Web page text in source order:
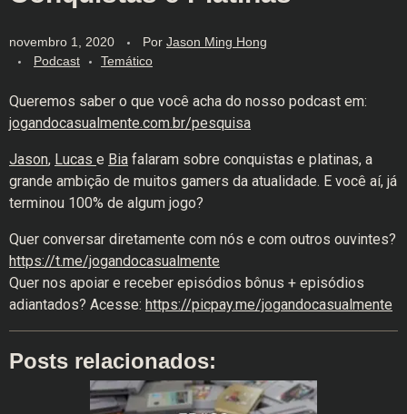
novembro 1, 2020 Por Jason Ming Hong
Podcast
Temático
Queremos saber o que você acha do nosso podcast em:
jogandocasualmente.com.br/pesquisa
Jason, Lucas e Bia falaram sobre conquistas e platinas, a
grande ambição de muitos gamers da atualidade. E você aí, já
terminou 100% de algum jogo?
Quer conversar diretamente com nós e com outros ouvintes?
https://t.me/jogandocasualmente
Quer nos apoiar e receber episódios bônus + episódios
adiantados? Acesse: https://picpay.me/jogandocasualmente
Posts relacionados: